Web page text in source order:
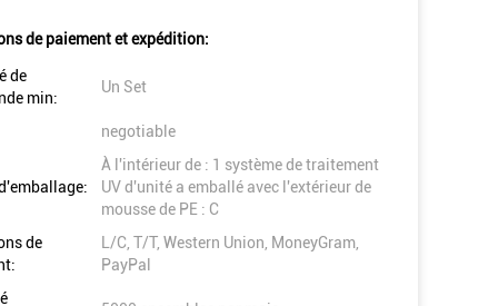
de paiement et expédition:
de
min:
Un Set
negotiable
À l'intérieur de : 1 système de traitement
UV d'unité a emballé avec l'extérieur de
mousse de PE : C
de
L/C, T/T, Western Union, MoneyGram,
PayPal